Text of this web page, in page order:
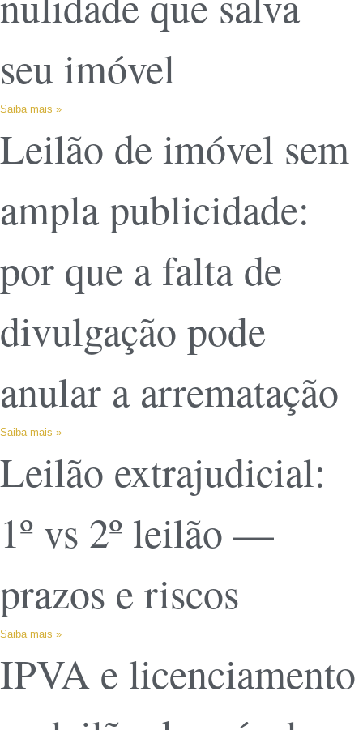
seu imóvel
Saiba mais »
Leilão de imóvel sem
ampla publicidade:
por que a falta de
divulgação pode
anular a arrematação
Saiba mais »
Leilão extrajudicial:
1º vs 2º leilão —
prazos e riscos
Saiba mais »
IPVA e licenciamento